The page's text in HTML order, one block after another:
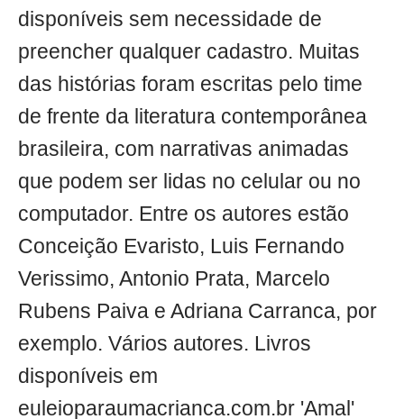
disponíveis sem necessidade de
preencher qualquer cadastro. Muitas
das histórias foram escritas pelo time
de frente da literatura contemporânea
brasileira, com narrativas animadas
que podem ser lidas no celular ou no
computador. Entre os autores estão
Conceição Evaristo, Luis Fernando
Verissimo, Antonio Prata, Marcelo
Rubens Paiva e Adriana Carranca, por
exemplo. Vários autores. Livros
disponíveis em
euleioparaumacrianca.com.br 'Amal'